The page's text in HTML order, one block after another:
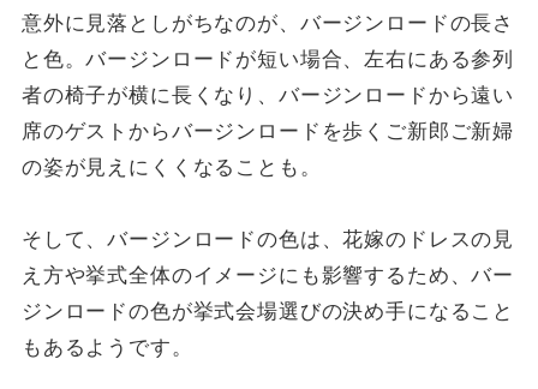
意外に見落としがちなのが、バージンロードの長さ
と色。バージンロードが短い場合、左右にある参列
者の椅子が横に長くなり、バージンロードから遠い
席のゲストからバージンロードを歩くご新郎ご新婦
の姿が見えにくくなることも。
そして、バージンロードの色は、花嫁のドレスの見
え方や挙式全体のイメージにも影響するため、バー
ジンロードの色が挙式会場選びの決め手になること
もあるようです。